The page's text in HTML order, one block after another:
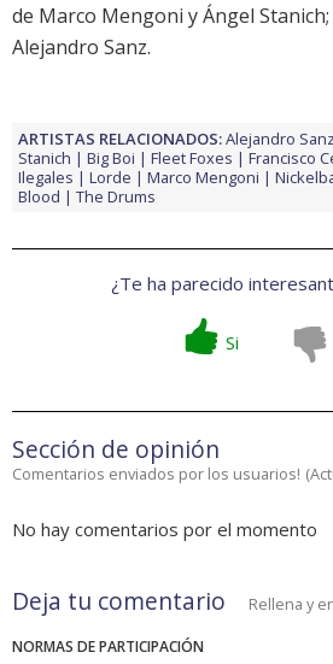
de Marco Mengoni yÁngel Stanich
Alejandro Sanz.
ARTISTAS RELACIONADOS:Alejandro Sanz
Stanich
Big Boi Fleet Foxes Francisco
Ilegales
Lorde Marco Mengoni
Blood
The Drums
¿Te ha parecido
Si
Sección de opinión
Comentarios enviados por los usuarios! (
No hay comentarios por el momento
Deja tu comentario Rellena y
NORMAS DE PARTICIPACIÓN